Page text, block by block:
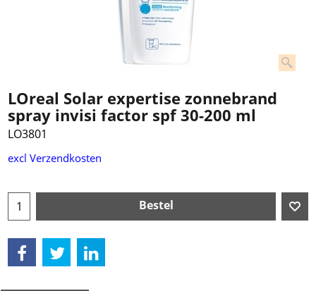
LOreal Solar expertise zonnebrand
spray invisi factor spf 30-200 ml
LO3801
excl Verzendkosten
Bestel